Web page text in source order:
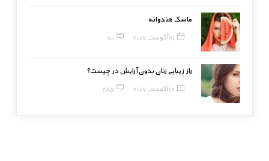
ماسک هندوانه
21 آگوست, 2017 80
راز زیبایی زنان بدون آرایش در چیست؟
12 آگوست, 2017 285